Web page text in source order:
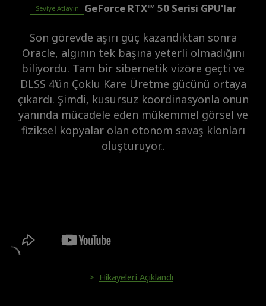
> Hikayeleri Açıklandı
Seviye Atlayın GeForce RTX™ 50 Serisi GPU'lar
Son görevde aşırı güç kazandıktan sonra
Oracle, algının tek başına yeterli olmadığını
biliyordu. Tam bir sibernetik vizöre geçti ve
DLSS 4’ün Çoklu Kare Üretme gücünü ortaya
çıkardı. Şimdi, kusursuz koordinasyonla onun
yanında mücadele eden mükemmel görsel ve
fiziksel kopyalar olan otonom savaş klonları
oluşturuyor..